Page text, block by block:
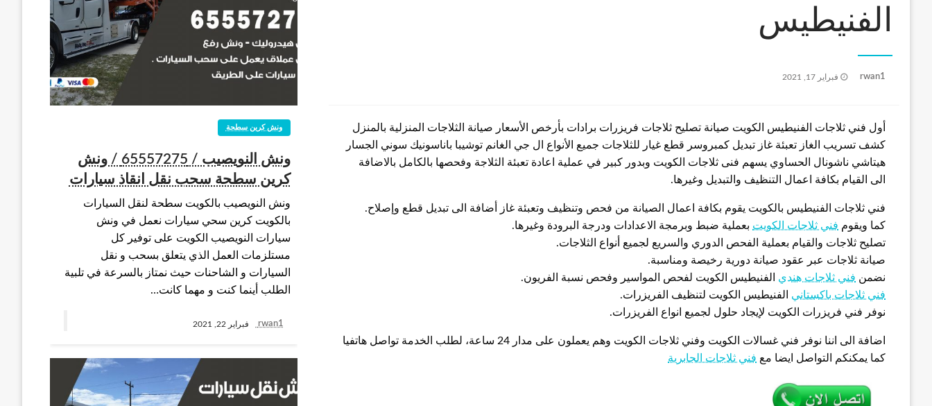
الفنيطيس
rwan1
نُشر
فبراير 17, 2021
أول فني ثلاجات الفنيطيس الكويت صيانة تصليح ثلاجات فريزرات برادات بأرخص الأسعار صيانة الثلاجات المنزلية بالمنزل
كشف تسريب الغاز تعبئة غاز تبديل كمبروسر قطع غيار للثلاجات جميع الأنواع ال جي الغانم توشيبا باناسونيك سوني الجسار
هيتاشي ناشونال الحساوي يسهم فنى ثلاجات الكويت وبدور كبير في عملية اعادة تعبئة الثلاجة وفحصها بالكامل بالاضافة
الى القيام بكافة اعمال التنظيف والتبديل وغيرها.
فني ثلاجات الفنيطيس بالكويت يقوم بكافة اعمال الصيانة من فحص وتنظيف وتعبئة غاز أضافة الى تبديل قطع وإصلاح.
كما ويقوم فني ثلاجات الكويت بعملية ضبط وبرمجة الاعدادات ودرجة البرودة وغيرها.
تصليح ثلاجات والقيام بعملية الفحص الدوري والسريع لجميع أنواع الثلاجات.
صيانة ثلاجات عبر عقود صيانة دورية رخيصة ومناسبة.
نضمن فني ثلاجات هندي الفنيطيس الكويت لفحص المواسير وفحص نسبة الفريون.
فني ثلاجات باكستاني الفنيطيس الكويت لتنظيف الفريزرات.
نوفر فني فريزرات الكويت لإيجاد حلول لجميع انواع الفريزرات.
اضافة الى اننا نوفر فني غسالات الكويت وفني ثلاجات الكويت وهم يعملون على مدار 24 ساعة، لطلب الخدمة تواصل هاتفيا
كما يمكنكم التواصل ايضا مع فني ثلاجات الجابرية
ونش كرين سطحة
ونش النويصيب / 65557275 / ونش
كرين سطحة سحب نقل انقاذ سيارات
ونش النويصيب بالكويت سطحة لنقل السيارات
بالكويت كرين سحي سيارات نعمل في ونش
سيارات النويصيب الكويت على توفير كل
مستلزمات العمل الذي يتعلق بسحب و نقل
السيارات و الشاحنات حيث نمتاز بالسرعة في تلبية
الطلب أينما كنت و مهما كانت…
rwan1 فبراير 22, 2021